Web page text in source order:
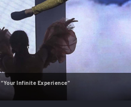
Infinite Experience”